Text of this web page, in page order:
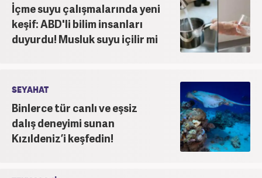
İçme suyu çalışmalarında yeni
keşif: ABD'li bilim insanları
duyurdu! Musluk suyu içilir mi
SEYAHAT
Binlerce tür canlı ve eşsiz
dalış deneyimi sunan
Kızıldeniz’i keşfedin!